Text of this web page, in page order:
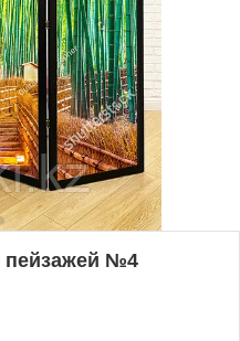
пейзажей №4